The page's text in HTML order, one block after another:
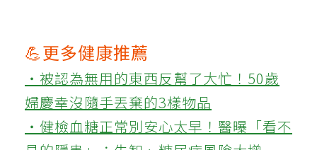
💪更多健康推薦
‧被認為無用的東西反幫了大忙！50歲
婦慶幸沒隨手丟棄的3樣物品
‧健檢血糖正常別安心太早！醫曝「看不